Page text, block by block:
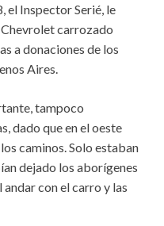
el Inspector Serié, le
carrozado
a donaciones de los
Aires.
tampoco
dado que en el oeste
caminos. Solo estaban
dejado los aborígenes
con el carro y las